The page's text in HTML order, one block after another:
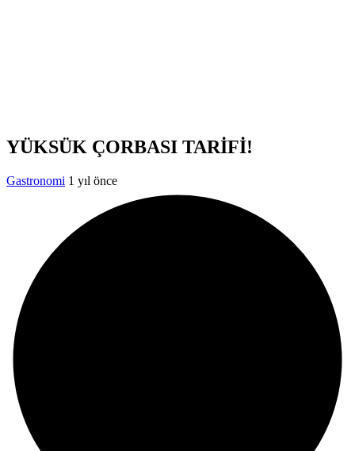
YÜKSÜK ÇORBASI TARİFİ!
Gastronomi 1 yıl önce